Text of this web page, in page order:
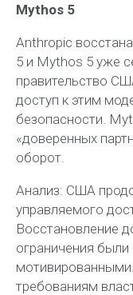
Mythos 5
Anthropic
5 и Mythos 5 уже
правительство
доступ к этим
безопасности.
«доверенных
оборот.
Анализ: США
управляемого
Восстановление
ограничения
требованиям